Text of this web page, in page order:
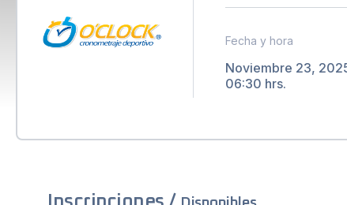
Fecha y hora
Noviembre 23,
06:30 hrs.